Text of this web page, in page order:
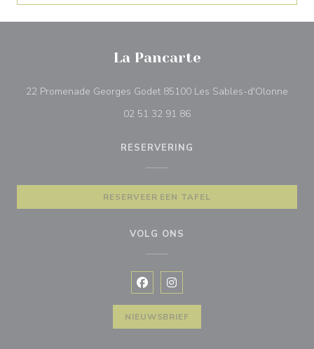
La Pancarte
22 Promenade Georges Godet 85100 Les Sables-d'Olonne
02 51 32 91 86
RESERVERING
RESERVEER EEN TAFEL
VOLG ONS
Facebook ((opent in een nieuw
Instagram ((opent in een
NIEUWSBRIEF